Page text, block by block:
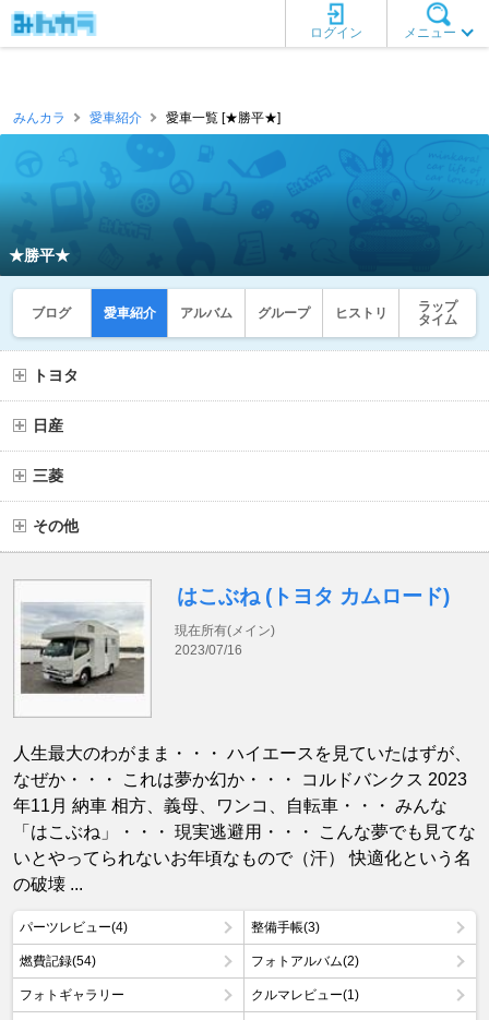
メニュー
ログイン
みんカラ 愛車紹介 愛車一覧 [★勝平★]
★勝平★
ブログ 愛車紹介 アルバム グループ ヒストリ
ラップ
タイム
トヨタ
日産
三菱
その他
はこぶね (トヨタ カムロード)
現在所有(メイン)
2023/07/16
人生最大のわがまま・・・ ハイエースを見ていたはずが、
なぜか・・・ これは夢か幻か・・・ コルドバンクス 2023
年11月 納車 相方、義母、ワンコ、自転車・・・ みんな
「はこぶね」・・・ 現実逃避用・・・ こんな夢でも見てな
いとやってられないお年頃なもので（汗） 快適化という名
の破壊 ...
パーツレビュー(4) 整備手帳(3)
燃費記録(54) フォトアルバム(2)
フォトギャラリー クルマレビュー(1)